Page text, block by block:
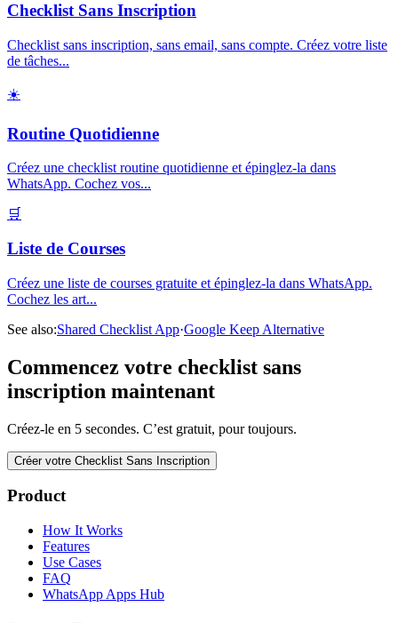
Checklist Sans Inscription
Checklist sans inscription, sans email, sans compte. Créez votre liste
de tâches...
☀️
Routine Quotidienne
Créez une checklist routine quotidienne et épinglez-la dans
WhatsApp. Cochez vos...
🛒
Liste de Courses
Créez une liste de courses gratuite et épinglez-la dans WhatsApp.
Cochez les art...
See also:Shared Checklist App·Google Keep Alternative
Commencez votre checklist sans
inscription maintenant
Créez-le en 5 secondes. C’est gratuit, pour toujours.
Créer votre Checklist Sans Inscription
Product
How It Works
Features
Use Cases
FAQ
WhatsApp Apps Hub